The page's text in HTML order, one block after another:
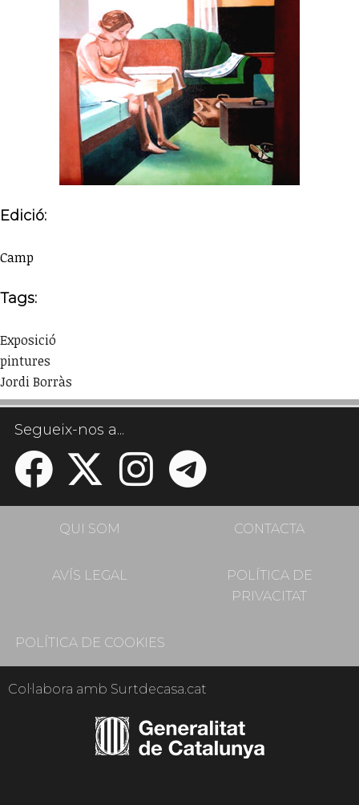
Edició:
Camp
Tags:
Exposició
pintures
Jordi Borràs
Segueix-nos a...
QUI SOM CONTACTA
AVÍS LEGAL
POLÍTICA DE
PRIVACITAT
POLÍTICA DE COOKIES
Col·labora amb Surtdecasa.cat